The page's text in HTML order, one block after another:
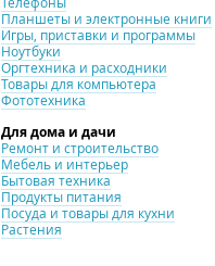
Планшеты и электронные книги
Игры, приставки и программы
Ноутбуки
Оргтехника и расходники
Товары для компьютера
Фототехника
Для дома и дачи
Ремонт и строительство
Мебель и интерьер
Бытовая техника
Продукты питания
Посуда и товары для кухни
Растения